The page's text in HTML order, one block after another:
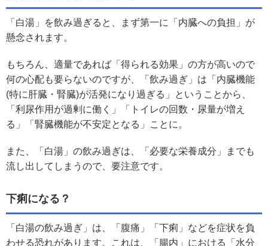
「白湯」を飲み過ぎると、まず第一に「内臓への負担」が
懸念されます。
もちろん、適量であれば「得られる効果」の方が高いので
何の心配も要らないのですが、「飲み過ぎ」は「内臓機能
(特に肝臓・腎臓)が活発になり過ぎる」ということから、
「利尿作用が過剰に働く」「トイレの回数・尿量が増え
る」「腎臓機能が不安定となる」ことに。
また、「白湯」の飲み過ぎは、「必要な栄養成分」までも
流し出してしまうので、要注意です。
下痢になる？
「白湯の飲み過ぎ」は、「腹痛」「下痢」などを症状を負
わせる恐れがあります。これは、「腸内」における「水分